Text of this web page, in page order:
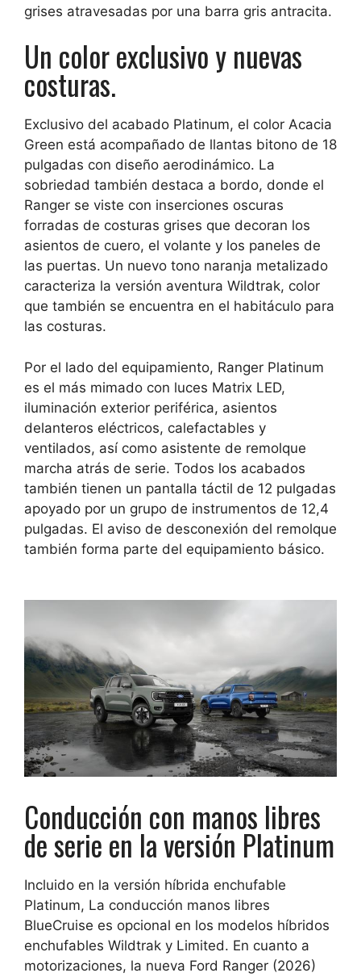
grises atravesadas por una barra gris antracita.
Un color exclusivo y nuevas
costuras.
Exclusivo del acabado Platinum, el color Acacia
Green está acompañado de llantas bitono de 18
pulgadas con diseño aerodinámico. La
sobriedad también destaca a bordo, donde el
Ranger se viste con inserciones oscuras
forradas de costuras grises que decoran los
asientos de cuero, el volante y los paneles de
las puertas. Un nuevo tono naranja metalizado
caracteriza la versión aventura Wildtrak, color
que también se encuentra en el habitáculo para
las costuras.
Por el lado del equipamiento, Ranger Platinum
es el más mimado con luces Matrix LED,
iluminación exterior periférica, asientos
delanteros eléctricos, calefactables y
ventilados, así como asistente de remolque
marcha atrás de serie. Todos los acabados
también tienen un pantalla táctil de 12 pulgadas
apoyado por un grupo de instrumentos de 12,4
pulgadas. El aviso de desconexión del remolque
también forma parte del equipamiento básico.
Conducción con manos libres
de serie en la versión Platinum
Incluido en la versión híbrida enchufable
Platinum, La conducción manos libres
BlueCruise es opcional en los modelos híbridos
enchufables Wildtrak y Limited. En cuanto a
motorizaciones, la nueva Ford Ranger (2026)